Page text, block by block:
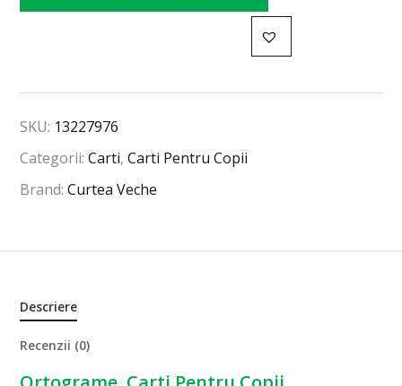
SKU: 13227976
Categorii:Carti,Carti Pentru Copii
Brand:Curtea Veche
Descriere
Recenzii (0)